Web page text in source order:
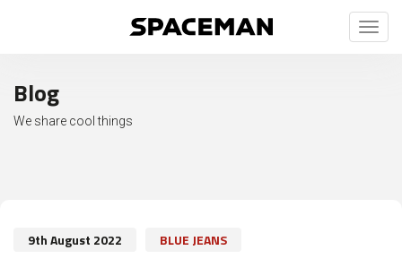
Toggle
Blog
We share cool things
9th August 2022 BLUE JEANS